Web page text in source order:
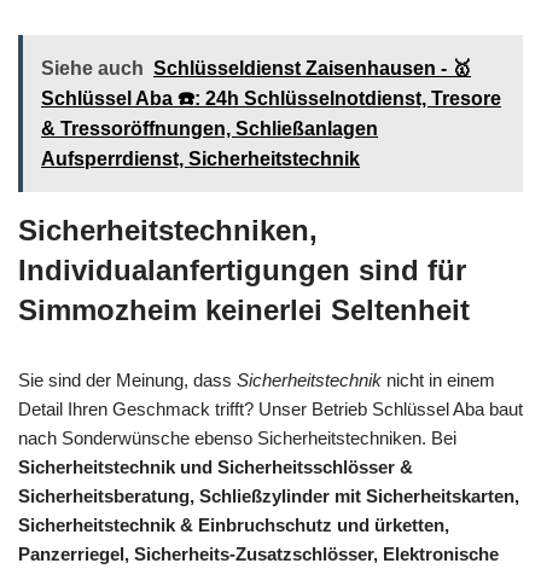
Siehe auch Schlüsseldienst Zaisenhausen - 🥇
Schlüssel Aba ☎️: 24h Schlüsselnotdienst, Tresore
& Tressoröffnungen, Schließanlagen
Aufsperrdienst, Sicherheitstechnik
Sicherheitstechniken,
Individualanfertigungen sind für
Simmozheim keinerlei Seltenheit
Sie sind der Meinung, dass Sicherheitstechnik nicht in einem
Detail Ihren Geschmack trifft? Unser Betrieb Schlüssel Aba baut
nach Sonderwünsche ebenso Sicherheitstechniken. Bei
Sicherheitstechnik und Sicherheitsschlösser &
Sicherheitsberatung, Schließzylinder mit Sicherheitskarten,
Sicherheitstechnik & Einbruchschutz und ürketten,
Panzerriegel, Sicherheits-Zusatzschlösser, Elektronische